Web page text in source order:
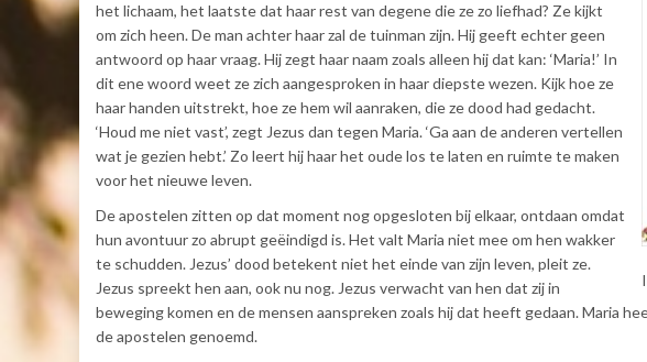
het lichaam, het laatste dat haar rest van degene die ze zo liefhad? Ze kijkt
om zich heen. De man achter haar zal de tuinman zijn. Hij geeft echter geen
antwoord op haar vraag. Hij zegt haar naam zoals alleen hij dat kan: ‘Maria!’ In
dit ene woord weet ze zich aangesproken in haar diepste wezen. Kijk hoe ze
haar handen uitstrekt, hoe ze hem wil aanraken, die ze dood had gedacht.
‘Houd me niet vast’, zegt Jezus dan tegen Maria. ‘Ga aan de anderen vertellen
wat je gezien hebt.’ Zo leert hij haar het oude los te laten en ruimte te maken
voor het nieuwe leven.
De apostelen zitten op dat moment nog opgesloten bij elkaar, ontdaan omdat
hun avontuur zo abrupt geëindigd is. Het valt Maria niet mee om hen wakker
te schudden. Jezus’ dood betekent niet het einde van zijn leven, pleit ze.
Jezus spreekt hen aan, ook nu nog. Jezus verwacht van hen dat zij in
beweging komen en de mensen aanspreken zoals hij dat heeft gedaan. Maria
de apostelen genoemd.